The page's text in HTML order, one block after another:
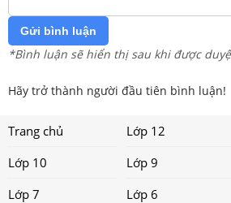
Gửi bình luận
*Bình luận sẽ hiển thị sau khi được
Hãy trở thành người đầu tiên bình luận!
Trang chủ Lớp 12
Lớp 10
Lớp 9
Lớp 7
Lớp 6